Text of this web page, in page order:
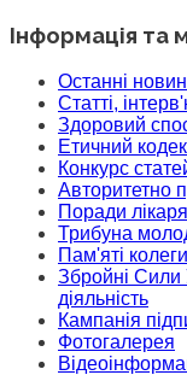
Інформація та
Останні
Статті,
Здоровий
Етичний
Конкурс
Авторитетно
Поради лікаря
Трибуна
Пам'яті колеги
Збройні Сили
діяльність
Кампанія
Фотогалерея